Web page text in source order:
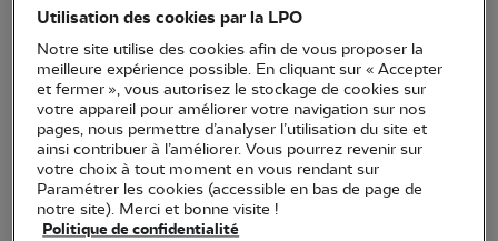
jouer un rôle déterminant pour réduire ces
pressions et déployer des solutions à la hauteur
des enjeux ouvrant la voie à une économie plus
durable et respectueuse du vivant.
Acteur majeur de la vie du pays, pour l’emploi,
l’innovation, ou encore l’ancrage territorial et le lien
social, le monde économique l’est aussi au regard
Utilisation des cookies par la LPO
Notre site utilise des cookies afin de vous proposer la
meilleure expérience possible. En cliquant sur « Accepter
et fermer », vous autorisez le stockage de cookies sur
votre appareil pour améliorer votre navigation sur nos
pages, nous permettre d’analyser l’utilisation du site et
ainsi contribuer à l’améliorer. Vous pourrez revenir sur
votre choix à tout moment en vous rendant sur
Paramétrer les cookies (accessible en bas de page de
notre site). Merci et bonne visite !
Politique de confidentialité